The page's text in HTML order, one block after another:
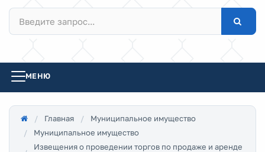
МЕНЮ
Главная
Муниципальное имущество
Муниципальное имущество
Извещения о проведении торгов по продаже и аренде